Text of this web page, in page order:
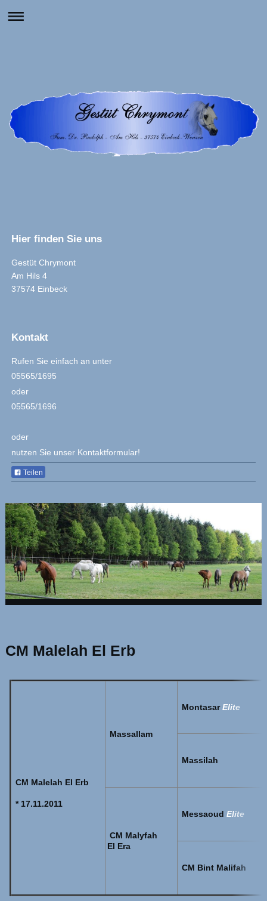
Hier finden Sie uns
Gestüt Chrymont
Am Hils 4
37574 Einbeck
Kontakt
Rufen Sie einfach an unter
05565/1695
oder
05565/1696
oder
nutzen Sie unser Kontaktformular!
Teilen
CM Malelah El Erb
CM Malelah El Erb
* 17.11.2011
Massallam
Montasar Elite
Massilah
CM Malyfah
El Era
Messaoud Elite
CM Bint Malifah